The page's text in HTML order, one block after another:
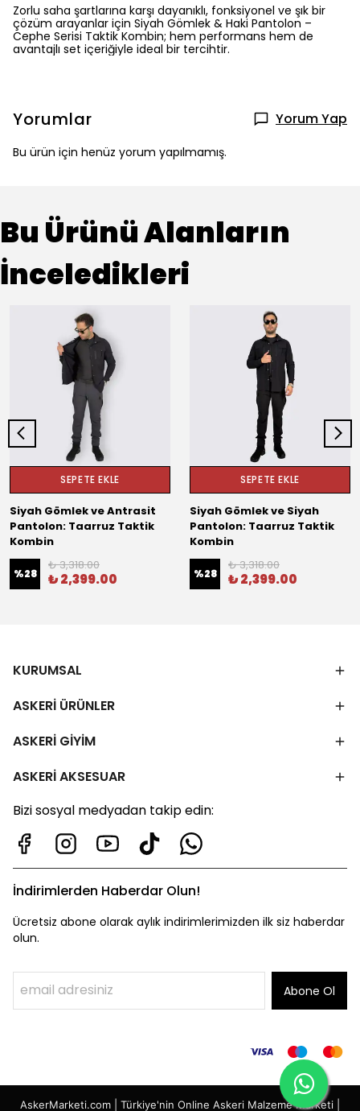
Zorlu saha şartlarına karşı dayanıklı, fonksiyonel ve şık bir
çözüm arayanlar için Siyah Gömlek & Haki Pantolon –
Cephe Serisi Taktik Kombin; hem performans hem de
avantajlı set içeriğiyle ideal bir tercihtir.
Yorumlar Yorum Yap
Bu ürün için henüz yorum yapılmamış.
Bu Ürünü Alanların
İnceledikleri
SEPETE EKLE
Siyah Gömlek ve Antrasit
Pantolon: Taarruz Taktik
Kombin
%28
₺ 3,318.00
₺ 2,399.00
SEPETE EKLE
Siyah Gömlek ve Siyah
Pantolon: Taarruz Taktik
Kombin
%28
₺ 3,318.00
₺ 2,399.00
KURUMSAL
ASKERİ ÜRÜNLER
ASKERİ GİYİM
ASKERİ AKSESUAR
Bizi sosyal medyadan takip edin:
İndirimlerden Haberdar Olun!
Ücretsiz abone olarak aylık indirimlerimizden ilk siz haberdar
olun.
Abone Ol
AskerMarketi.com | Türkiye'nin Online Askeri Malzeme Marketi |